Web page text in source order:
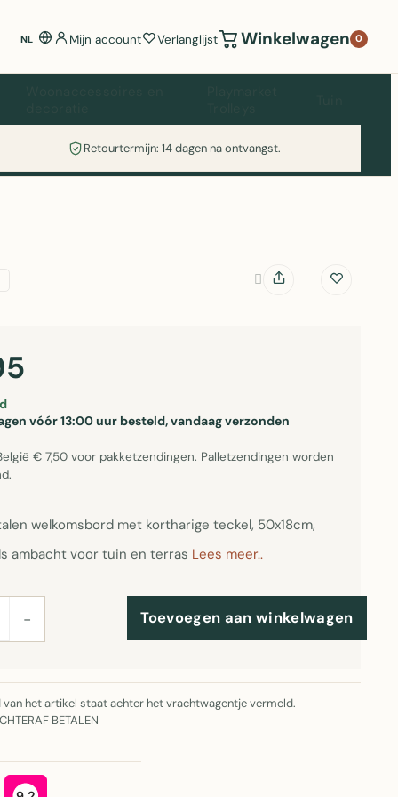
NL Mijn account Verlanglijst Winkelwagen 0
Retourtermijn: 14 dagen na ontvangst.
vóór 13:00 uur besteld, vandaag verzonden
€ 7,50 voor pakketzendingen. Palletzendingen worden
welkomsbord met kortharige teckel, 50x18cm,
ambacht voor tuin en terras Lees meer..
− Toevoegen aan winkelwagen
van het artikel staat achter het vrachtwagentje vermeld.
BETALEN